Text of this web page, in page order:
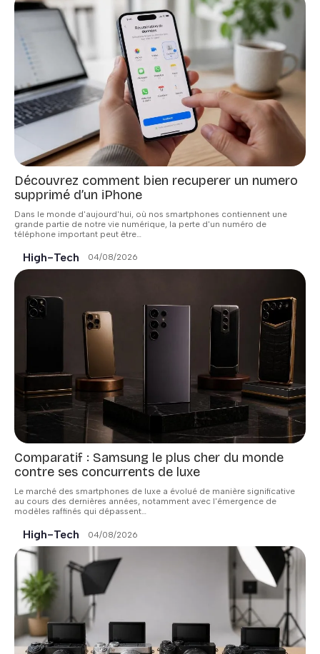
Découvrez comment bien recuperer un numero
supprimé d’un iPhone
Dans le monde d'aujourd'hui, où nos smartphones contiennent une
grande partie de notre vie numérique, la perte d'un numéro de
téléphone important peut être
High-Tech 04/08/2026
Comparatif : Samsung le plus cher du monde
contre ses concurrents de luxe
Le marché des smartphones de luxe a évolué de manière significative
au cours des dernières années, notamment avec l'émergence de
modèles raffinés qui dépassent…
High-Tech 04/08/2026